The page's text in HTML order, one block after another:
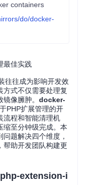
containers
do/docker-
最佳实践
往往成为影响开发效
方式不仅需要处理复
像臃肿。 docker-
PHP扩展管理的开
流程和智能清理机
缩至分钟级完成。本
题解决四个维度，
帮助开发团队构建更
extension-i